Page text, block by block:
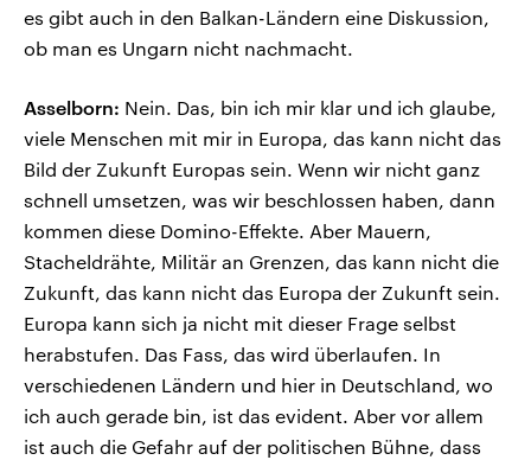
es gibt auch in den Balkan-Ländern eine Diskussion,
ob man es Ungarn nicht nachmacht.
Asselborn: Nein. Das, bin ich mir klar und ich glaube,
viele Menschen mit mir in Europa, das kann nicht das
Bild der Zukunft Europas sein. Wenn wir nicht ganz
schnell umsetzen, was wir beschlossen haben, dann
kommen diese Domino-Effekte. Aber Mauern,
Stacheldrähte, Militär an Grenzen, das kann nicht die
Zukunft, das kann nicht das Europa der Zukunft sein.
Europa kann sich ja nicht mit dieser Frage selbst
herabstufen. Das Fass, das wird überlaufen. In
verschiedenen Ländern und hier in Deutschland, wo
ich auch gerade bin, ist das evident. Aber vor allem
ist auch die Gefahr auf der politischen Bühne, dass